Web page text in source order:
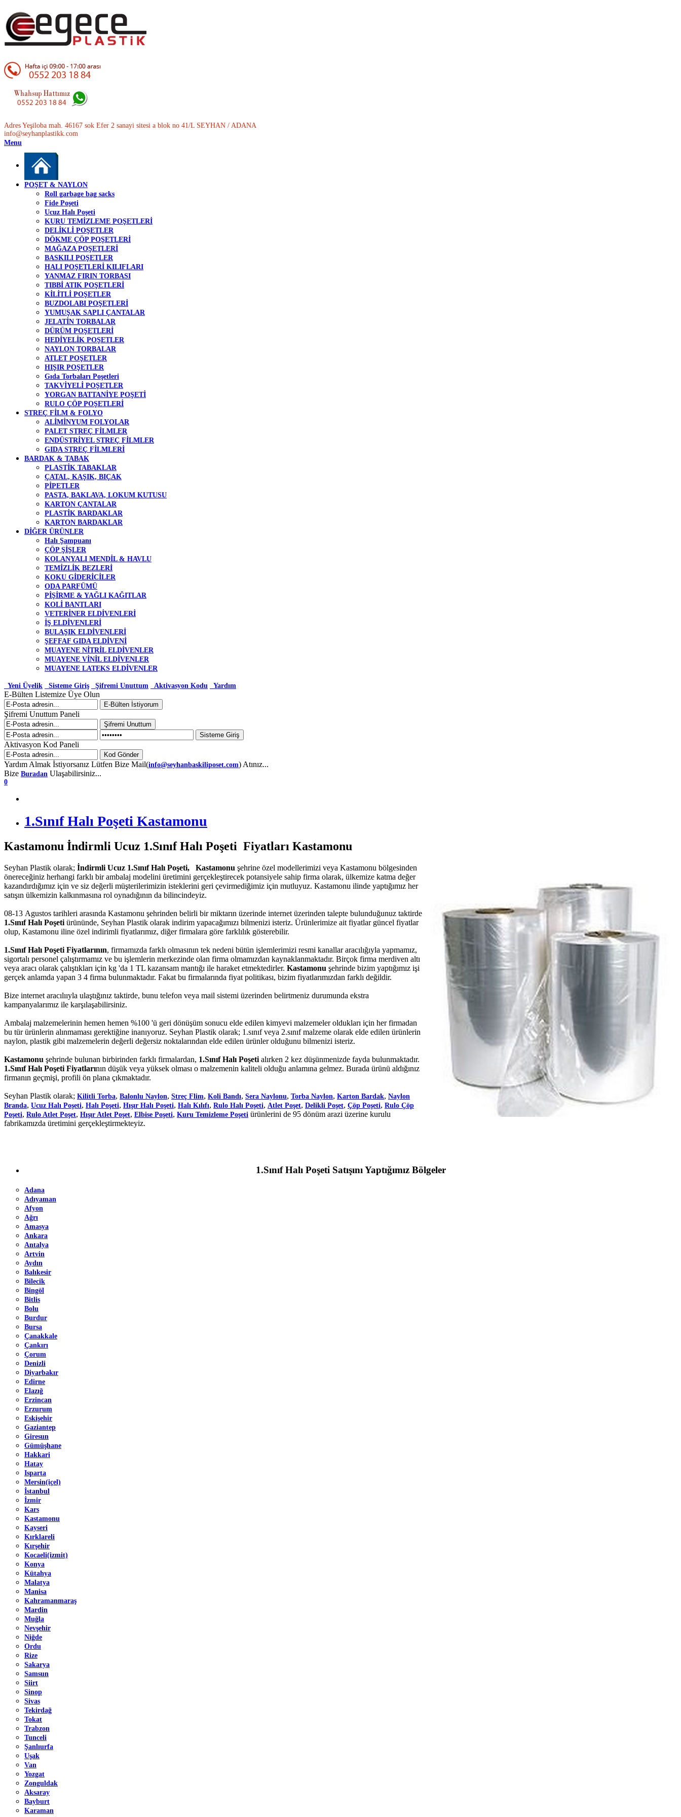
Adres Yeşiloba mah. 46167 sok Efer 2 sanayi sitesi a blok no 41/L SEYHAN / ADANA
info@seyhanplastikk.com
Menu
POŞET & NAYLON
Roll garbage bag sacks
Fide Poşeti
Ucuz Halı Poşeti
KURU TEMİZLEME POŞETLERİ
DELİKLİ POŞETLER
DÖKME ÇÖP POŞETLERİ
MAĞAZA POŞETLERİ
BASKILI POŞETLER
HALI POŞETLERİ KILIFLARI
YANMAZ FIRIN TORBASI
TIBBİ ATIK POŞETLERİ
KİLİTLİ POŞETLER
BUZDOLABI POŞETLERİ
YUMUŞAK SAPLI ÇANTALAR
JELATİN TORBALAR
DÜRÜM POŞETLERİ
HEDİYELİK POŞETLER
NAYLON TORBALAR
ATLET POŞETLER
HIŞIR POŞETLER
Gıda Torbaları Poşetleri
TAKVİYELİ POŞETLER
YORGAN BATTANİYE POŞETİ
RULO ÇÖP POŞETLERİ
STREÇ FİLM & FOLYO
ALİMİNYUM FOLYOLAR
PALET STREÇ FİLMLER
ENDÜSTRİYEL STREÇ FİLMLER
GIDA STREÇ FİLMLERİ
BARDAK & TABAK
PLASTİK TABAKLAR
ÇATAL, KAŞIK, BIÇAK
PİPETLER
PASTA, BAKLAVA, LOKUM KUTUSU
KARTON ÇANTALAR
PLASTİK BARDAKLAR
KARTON BARDAKLAR
DİĞER ÜRÜNLER
Halı Şampuanı
ÇÖP ŞİŞLER
KOLANYALI MENDİL & HAVLU
TEMİZLİK BEZLERİ
KOKU GİDERİCİLER
ODA PARFÜMÜ
PİŞİRME & YAĞLI KAĞITLAR
KOLİ BANTLARI
VETERİNER ELDİVENLERİ
İŞ ELDİVENLERİ
BULAŞIK ELDİVENLERİ
ŞEFFAF GIDA ELDİVENİ
MUAYENE NİTRİL ELDİVENLER
MUAYENE VİNİL ELDİVENLER
MUAYENE LATEKS ELDİVENLER
Yeni Üyelik Sisteme Giriş Şifremi Unuttum Aktivasyon Kodu Yardım
E-Bülten Listemize Üye Olun
Şifremi Unuttum Paneli
Aktivasyon Kod Paneli
Yardım Almak İstiyorsanız Lütfen Bize Mail(info@seyhanbaskiliposet.com) Atınız...
Bize Buradan Ulaşabilirsiniz...
0
1.Sınıf Halı Poşeti Kastamonu
Kastamonu İndirmli Ucuz 1.Sınıf Halı Poşeti Fiyatları Kastamonu
Seyhan Plastik olarak; İndirmli Ucuz 1.Sınıf Halı Poşeti, Kastamonu şehrine özel modellerimizi veya Kastamonu bölgesinden
önereceğiniz herhangi farklı bir ambalaj modelini üretimini gerçekleştirecek potansiyele sahip firma olarak, ülkemize katma değer
kazandırdığımız için ve siz değerli müşterilerimizin isteklerini geri çevirmediğimiz için mutluyuz. Kastamonu ilinde yaptığımız her
satışın ülkemizin kalkınmasına rol oynadığının da bilincindeyiz.
08-13 Agustos tarihleri arasında Kastamonu şehrinden belirli bir miktarın üzerinde internet üzerinden talepte bulunduğunuz taktirde
1.Sınıf Halı Poşeti ürününde, Seyhan Plastik olarak indirim yapacağımızı bilmenizi isteriz. Ürünlerimize ait fiyatlar güncel fiyatlar
olup, Kastamonu iline özel indirimli fiyatlarımız, diğer firmalara göre farklılık gösterebilir.
1.Sınıf Halı Poşeti Fiyatlarının, firmamızda farklı olmasının tek nedeni bütün işlemlerimizi resmi kanallar aracılığıyla yapmamız,
sigortalı personel çalıştırmamız ve bu işlemlerin merkezinde olan firma olmamızdan kaynaklanmaktadır. Birçok firma merdiven altı
veya aracı olarak çalıştıkları için kg 'da 1 TL kazansam mantığı ile haraket etmektedirler. Kastamonu şehrinde bizim yaptığımız işi
gerçek anlamda yapan 3 4 firma bulunmaktadır. Fakat bu firmalarında fiyat politikası, bizim fiyatlarımızdan farklı değildir.
Bize internet aracılııyla ulaştığınız taktirde, bunu telefon veya mail sistemi üzerinden belirtmeniz durumunda ekstra
kampanyalarımız ile karşılaşabilirsiniz.
Ambalaj malzemelerinin hemen hemen %100 'ü geri dönüşüm sonucu elde edilen kimyevi malzemeler oldukları için her firmadan
bu tür ürünlerin alınmaması gerektiğine inanıyoruz. Seyhan Plastik olarak; 1.sınıf veya 2.sınıf malzeme olarak elde edilen ürünlerin
naylon, plastik gibi malzemelerin değerli değersiz noktalarından elde edilen ürünler olduğunu bilmenizi isteriz.
Kastamonu şehrinde bulunan birbirinden farklı firmalardan, 1.Sınıf Halı Poşeti alırken 2 kez düşünmenizde fayda bulunmaktadır.
1.Sınıf Halı Poşeti Fiyatlarının düşük veya yüksek olması o malzemenin kaliteli olduğu anlamına gelmez. Burada ürünü aldığınız
firmanın geçmişi, profili ön plana çıkmaktadır.
Seyhan Plastik olarak; Kilitli Torba, Balonlu Naylon, Streç Flim, Koli Bandı, Sera Naylonu, Torba Naylon, Karton Bardak, Naylon
Branda, Ucuz Halı Poşeti, Halı Poşeti, Hışır Halı Poşeti, Halı Kılıfı, Rulo Halı Poşeti, Atlet Poşet, Delikli Poşet, Çöp Poşeti, Rulo Çöp
Poşeti, Rulo Atlet Poşet, Hışır Atlet Poşet, Elbise Poşeti, Kuru Temizleme Poşeti ürünlerini de 95 dönüm arazi üzerine kurulu
fabrikamızda üretimini gerçekleştirmekteyiz.
1.Sınıf Halı Poşeti Satışını Yaptığımız Bölgeler
Adana
Adıyaman
Afyon
Ağrı
Amasya
Ankara
Antalya
Artvin
Aydın
Balıkesir
Bilecik
Bingöl
Bitlis
Bolu
Burdur
Bursa
Çanakkale
Çankırı
Çorum
Denizli
Diyarbakır
Edirne
Elazığ
Erzincan
Erzurum
Eskişehir
Gaziantep
Giresun
Gümüşhane
Hakkari
Hatay
Isparta
Mersin(içel)
İstanbul
İzmir
Kars
Kastamonu
Kayseri
Kırklareli
Kırşehir
Kocaeli(izmit)
Konya
Kütahya
Malatya
Manisa
Kahramanmaraş
Mardin
Muğla
Nevşehir
Niğde
Ordu
Rize
Sakarya
Samsun
Siirt
Sinop
Sivas
Tekirdağ
Tokat
Trabzon
Tunceli
Şanlıurfa
Uşak
Van
Yozgat
Zonguldak
Aksaray
Bayburt
Karaman